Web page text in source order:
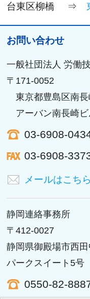
台東区柳橋
⇒
お問い合わせ
一般社団法人 労働
〒171-0052
東京都豊島区南長
アーバン南長崎ビ
03-6908-
03-6908-
メールはこち
静岡連絡事務所
〒412-0027
静岡県御殿場市西
パークスイート5号
0550-82-